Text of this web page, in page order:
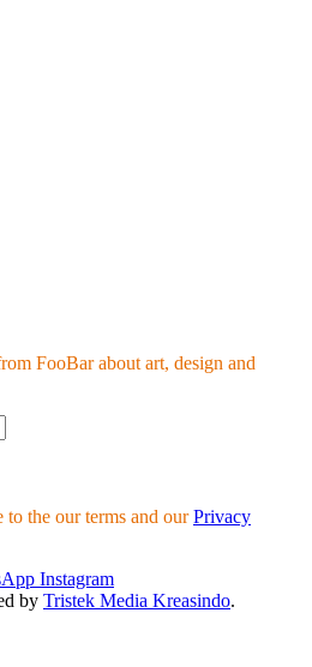
FooBar about art, design and
the our terms and ourPrivacy
Instagram
by Tristek Media Kreasindo.